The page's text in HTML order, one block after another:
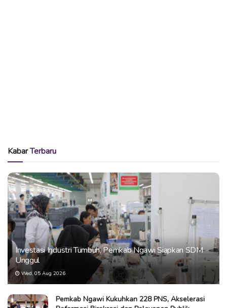
KabarTerbaru
Investasi Industri Tumbuh, Pemkab Ngawi Siapkan SDM
Unggul
Wed, 05 Aug 2026
Pemkab Ngawi Kukuhkan 228 PNS, Akselerasi